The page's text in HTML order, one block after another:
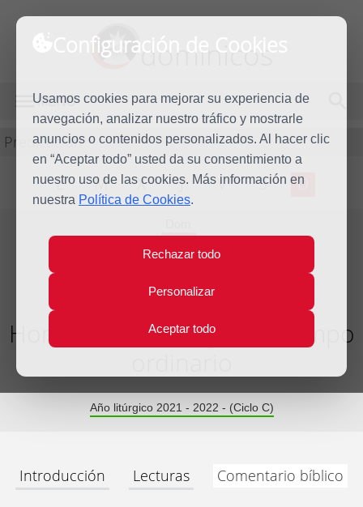
Configuración de Cookies
Usamos cookies para mejorar su experiencia de
navegación, analizar nuestro tráfico y mostrarle
anuncios o contenidos personalizados. Al hacer clic
en “Aceptar todo” usted da su consentimiento a
nuestro uso de las cookies. Más información en
nuestra Política de Cookies.
Rechazar todo
Personalizar
Aceptar todo
dominicos
MENÚ
Predicación
L M X J V S D
14
Ago
Homilía XX Domingo del tiempo
Año litúrgico 2021 - 2022 - (Ciclo C)
Introducción Lecturas Comentario bíblico